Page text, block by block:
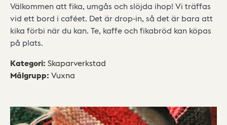
Välkommen att fika, umgås och slöjda ihop! Vi träffas
vid ett bord i caféet. Det är drop-in, så det är bara att
kika förbi när du kan. Te, kaffe och fikabröd kan köpas
på plats.
Kategori: Skaparverkstad
Målgrupp: Vuxna